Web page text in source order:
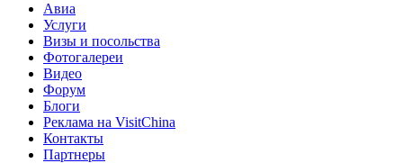
Авиа
Услуги
Визы и посольства
Фотогалереи
Видео
Форум
Блоги
Реклама на VisitChina
Контакты
Партнеры